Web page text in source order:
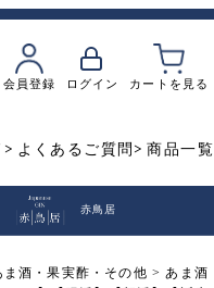
会員登録 ログイン カートを見る
よくあるご質問 商品一覧
赤鳥居
ま酒・果実酢・その他
あま酒